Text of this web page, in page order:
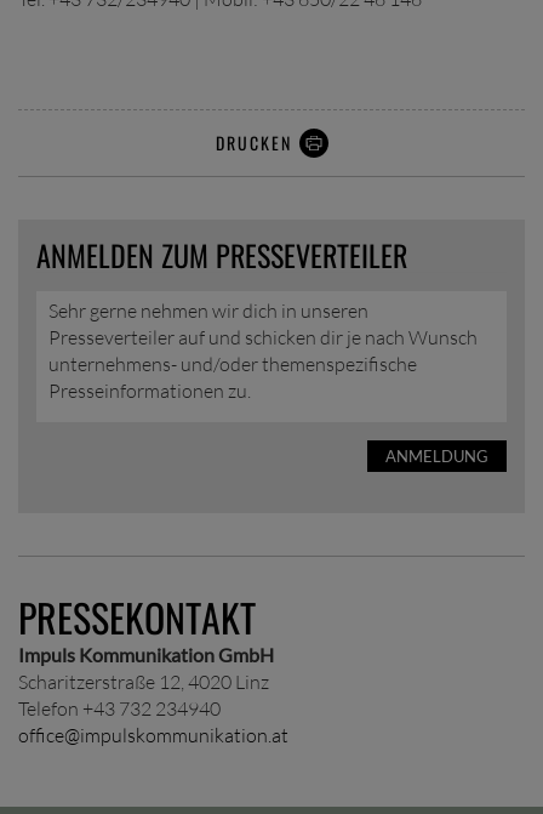
DRUCKEN
ANMELDEN ZUM PRESSEVERTEILER
Sehr gerne nehmen wir dich in unseren
Presseverteiler auf und schicken dir je nach Wunsch
unternehmens- und/oder themenspezifische
Presseinformationen zu.
ANMELDUNG
PRESSEKONTAKT
Impuls Kommunikation GmbH
Scharitzerstraße 12, 4020 Linz
Telefon +43 732 234940
office@impulskommunikation.at